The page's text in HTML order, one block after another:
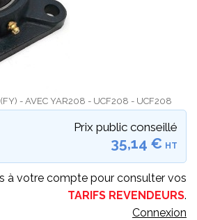
- AVEC YAR208 - UCF208 - UCF208
Prix public conseillé
35,14 € HT
à votre compte pour consulter vos
TARIFS REVENDEURS.
Connexion